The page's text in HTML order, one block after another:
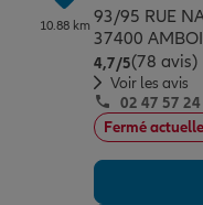
10.88 km 93/95 RUE
37400
4,7/5Note de 4.7 sur 5
(78 avis)
Voir les avis
02 47 57 24
Fermé